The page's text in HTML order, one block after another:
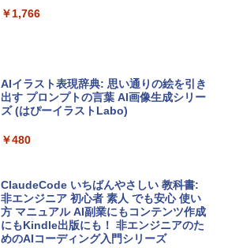
e Intelligence、Liquid Retinaディスプ
￥162,598
tomtoc 360°保護 15.6 16インチ パソコ
￥2,952
Apple 2026 MacBook Air M5チップ搭載
インゲームコード】 ロブロックス | オン
Robloxギフトカード - 2,000 Robux 【限
定バーチャルアイテムを含む】 【オンラ
ラインコード版
Microsoft Office Home & Business 202
4(最新 永続版)|オンラインコード版|Wind
ows11、10/mac対応|PC2台
￥1,766
AIイラスト表現辞典: 思い通りの絵を引き
出す プロンプトの言葉 AI画像生成シリー
ズ (はぴーイラストLabo)
￥480
ClaudeCode いちばんやさしい 教科書:
非エンジニア 初心者 素人 でも安心 使い
方 マニュアル AI副業にもコンテンツ作成
にもKindle出版にも！ 非エンジニアのた
めのAIコーディング入門シリーズ